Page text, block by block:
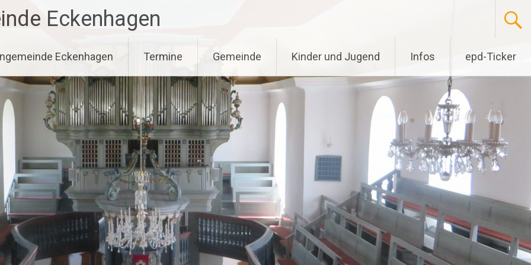
Eckenhagen
Eckenhagen Termine Gemeinde Kinder und Jugend Infos epd-Ticker